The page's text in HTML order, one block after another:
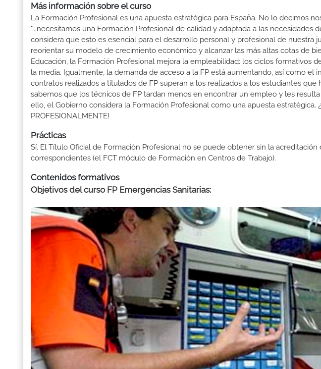
Más información sobre el curso
La Formación Profesional es una apuesta estratégica para España. No lo decimos
"...necesitamos una Formación Profesional de calidad y adaptada a las necesidades
considera que esto es esencial para el desarrollo personal y profesional de nuestra
reorientar su modelo de crecimiento económico y alcanzar las más altas cotas de
Educación, la Formación Profesional mejora la empleabilidad: los ciclos formativos
la media. Igualmente, la demanda de acceso a la FP está aumentando, así como el
contratos realizados a titulados de FP superan a los realizados a los estudiantes que
sabemos que los técnicos de FP tardan menos en encontrar un empleo y les
ello, el Gobierno considera la Formación Profesional como una apuesta estratégica.
PROFESIONALMENTE!
Prácticas
Sí. El Título Oficial de Formación Profesional no se puede obtener sin la
correspondientes (el FCT módulo de Formación en Centros de Trabajo).
Contenidos formativos
Objetivos del curso FP Emergencias Sanitarias: